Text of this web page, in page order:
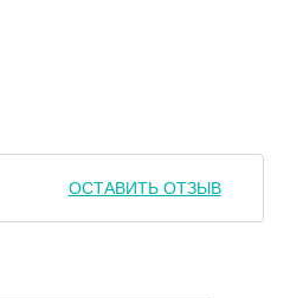
ОСТАВИТЬ ОТЗЫВ